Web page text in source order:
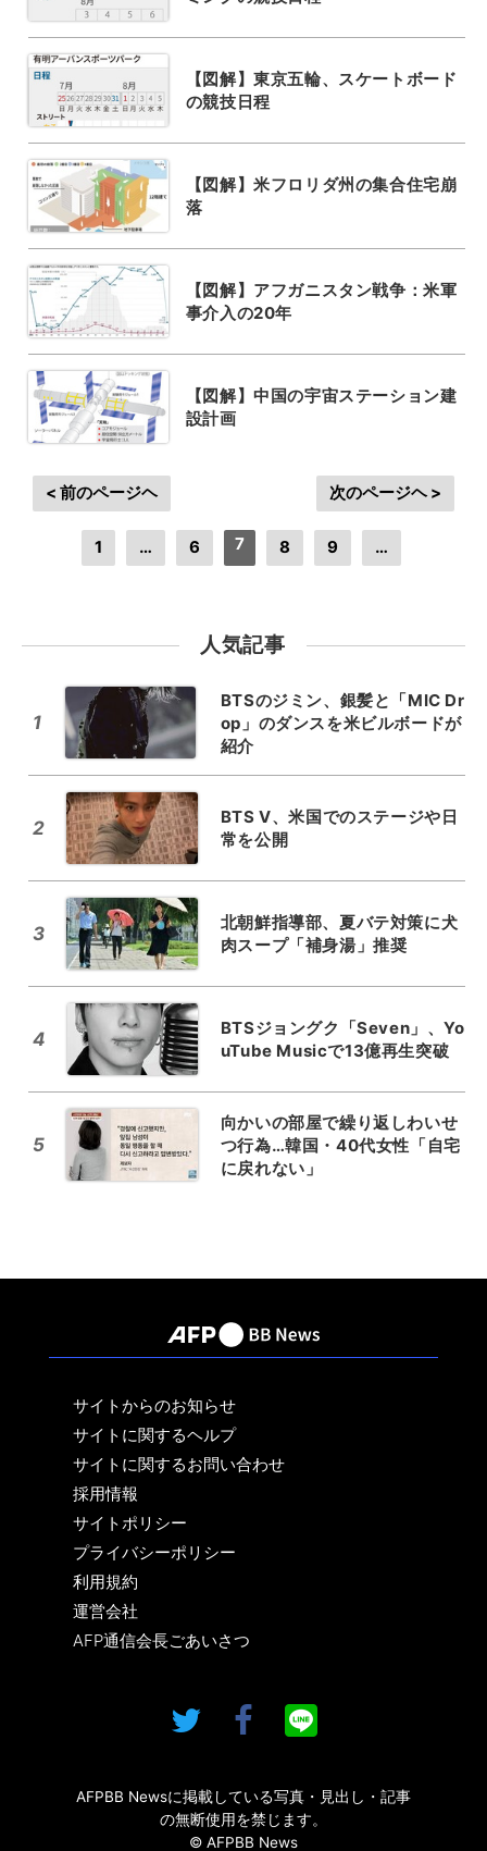
【図解】東京五輪、スケートボード
の競技日程
【図解】米フロリダ州の集合住宅崩
落
【図解】アフガニスタン戦争：米軍
事介入の20年
【図解】中国の宇宙ステーション建
設計画
< 前のページヘ
1 … 6 7 8 9 …
次のページヘ >
人気記事
1
BTSのジミン、銀髪と「MIC Dr
op」のダンスを米ビルボードが
紹介
2
BTS V、米国でのステージや日
常を公開
3
北朝鮮指導部、夏バテ対策に犬
肉スープ「補身湯」推奨
4
BTSジョングク「Seven」、Yo
uTube Musicで13億再生突破
5
向かいの部屋で繰り返しわいせ
つ行為…韓国・40代女性「自宅
に戻れない」
サイトからのお知らせ
サイトに関するヘルプ
サイトに関するお問い合わせ
採用情報
サイトポリシー
プライバシーポリシー
利用規約
運営会社
AFP通信会長ごあいさつ
AFPBB Newsに掲載している写真・見出し・記事
の無断使用を禁じます。
© AFPBB News